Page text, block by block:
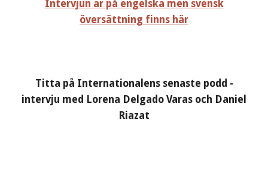
Intervjun är på engelska men svensk
översättning finns här
Titta på Internationalens senaste podd -
intervju med Lorena Delgado Varas och Daniel
Riazat